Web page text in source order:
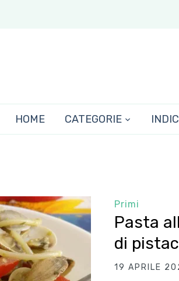
HOME CATEGORIE
Primi
Pasta
di
19 APRILE